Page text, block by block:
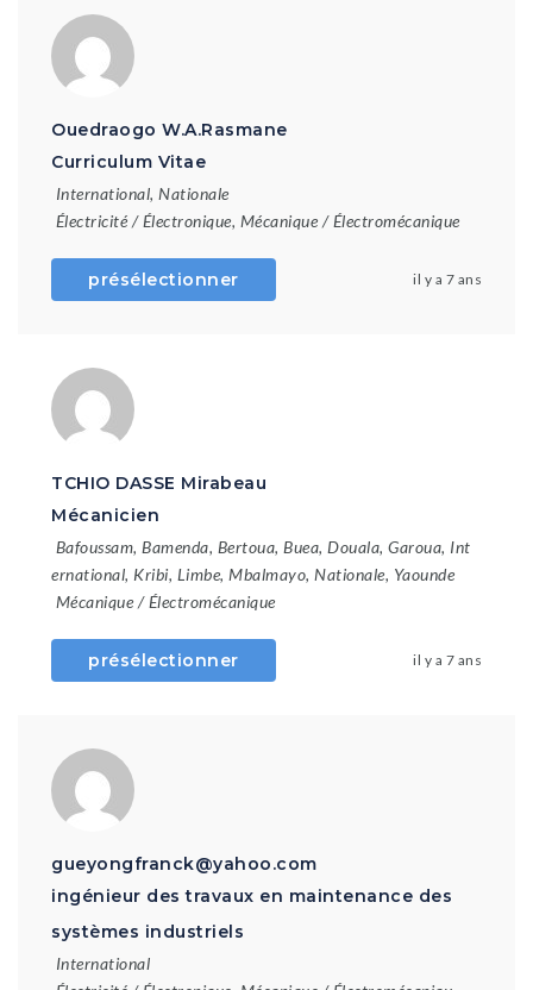
Ouedraogo W.A.Rasmane
Curriculum Vitae
International, Nationale
Électricité / Électronique, Mécanique / Électromécanique
présélectionner il y a 7 ans
TCHIO DASSE Mirabeau
Mécanicien
Bafoussam, Bamenda, Bertoua, Buea, Douala, Garoua, Int
ernational, Kribi, Limbe, Mbalmayo, Nationale, Yaounde
Mécanique / Électromécanique
présélectionner il y a 7 ans
gueyongfranck@yahoo.com
ingénieur des travaux en maintenance des
systèmes industriels
International